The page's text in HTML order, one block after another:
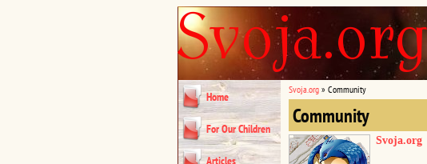
Home
For Our Children
Articles
Svoja.org » Community
Community
Svoja.org